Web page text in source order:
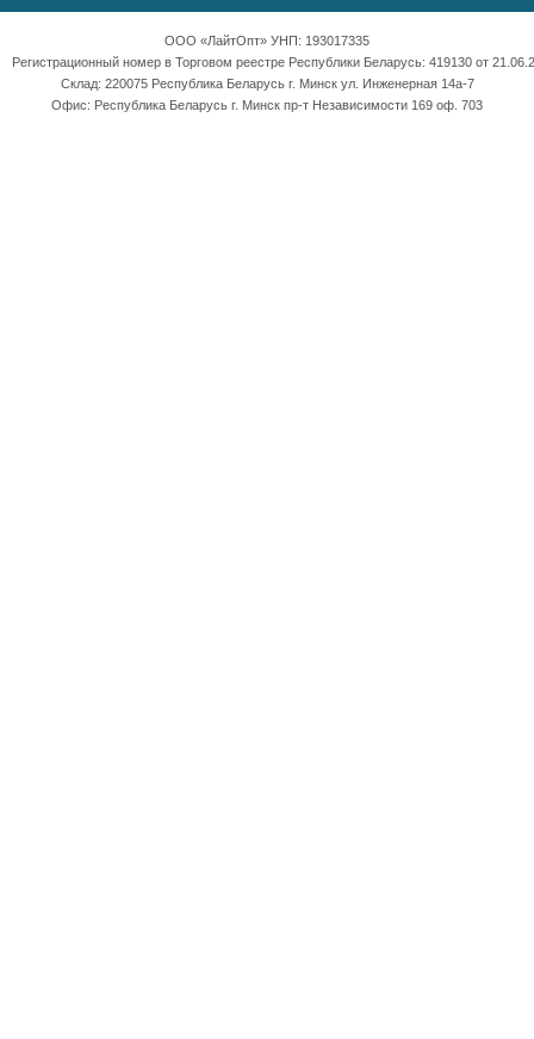
ООО «ЛайтОпт» УНП: 193017335
Регистрационный номер в Торговом реестре Республики Беларусь: 419130 от
Склад: 220075 Республика Беларусь г. Минск ул. Инженерная 14а-7
Офис: Республика Беларусь г. Минск пр-т Независимости 169 оф. 703